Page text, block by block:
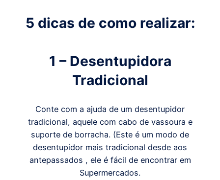
5 dicas de como realizar:
1 – Desentupidora
Tradicional
Conte com a ajuda de um desentupidor
tradicional, aquele com cabo de vassoura e
suporte de borracha. (Este é um modo de
desentupidor mais tradicional desde aos
antepassados , ele é fácil de encontrar em
Supermercados.